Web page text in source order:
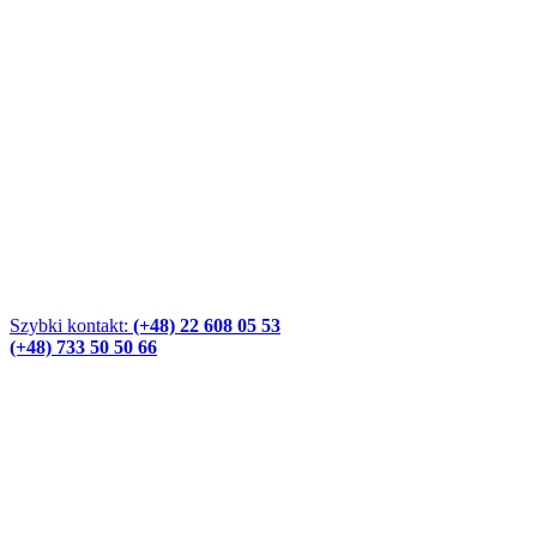
Szybki kontakt: (+48) 22 608 05 53
(+48) 733 50 50 66